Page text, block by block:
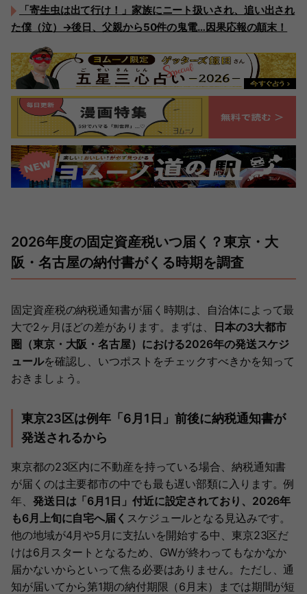
「寄生虫は出て行け！」家族にニート扱いされ、追い出され
た僕（泣）→後日、父親から50件の鬼電…因果応報の顛末！
2026年度の固定資産税いつ届く？東京・大
阪・名古屋の納付書がくる時期を調査
固定資産税の納税通知書が届く時期は、自治体によって最
大で2ヶ月ほどの差があります。まずは、
日本の3大都市
圏（東京・大阪・名古屋）における2026年の発送スケジ
ュールを確認し、いつポストをチェックすべきかを知って
おきましょう。
東京23区は例年「6月1日」前後に納税通知書が
発送されるから
東京都の23区内に不動産を持っている場合、納税通知書
が届くのは主要都市の中でも最も遅い部類に入ります。例
年、 発送日は「6月1日」付近に設定されており、2026年
も6月上旬に自宅へ届く スケジュールとなる見込みです。
他の地域が4月や5月に支払いを開始する中、東京23区だ
けは6月スタートとなるため、GWが終わってもなかなか
届かないからといって焦る必要はありません。ただし、通
知が届いてから第1期の納付期限（6月末）までは期間が短